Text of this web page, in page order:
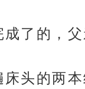
了的，父
头的两